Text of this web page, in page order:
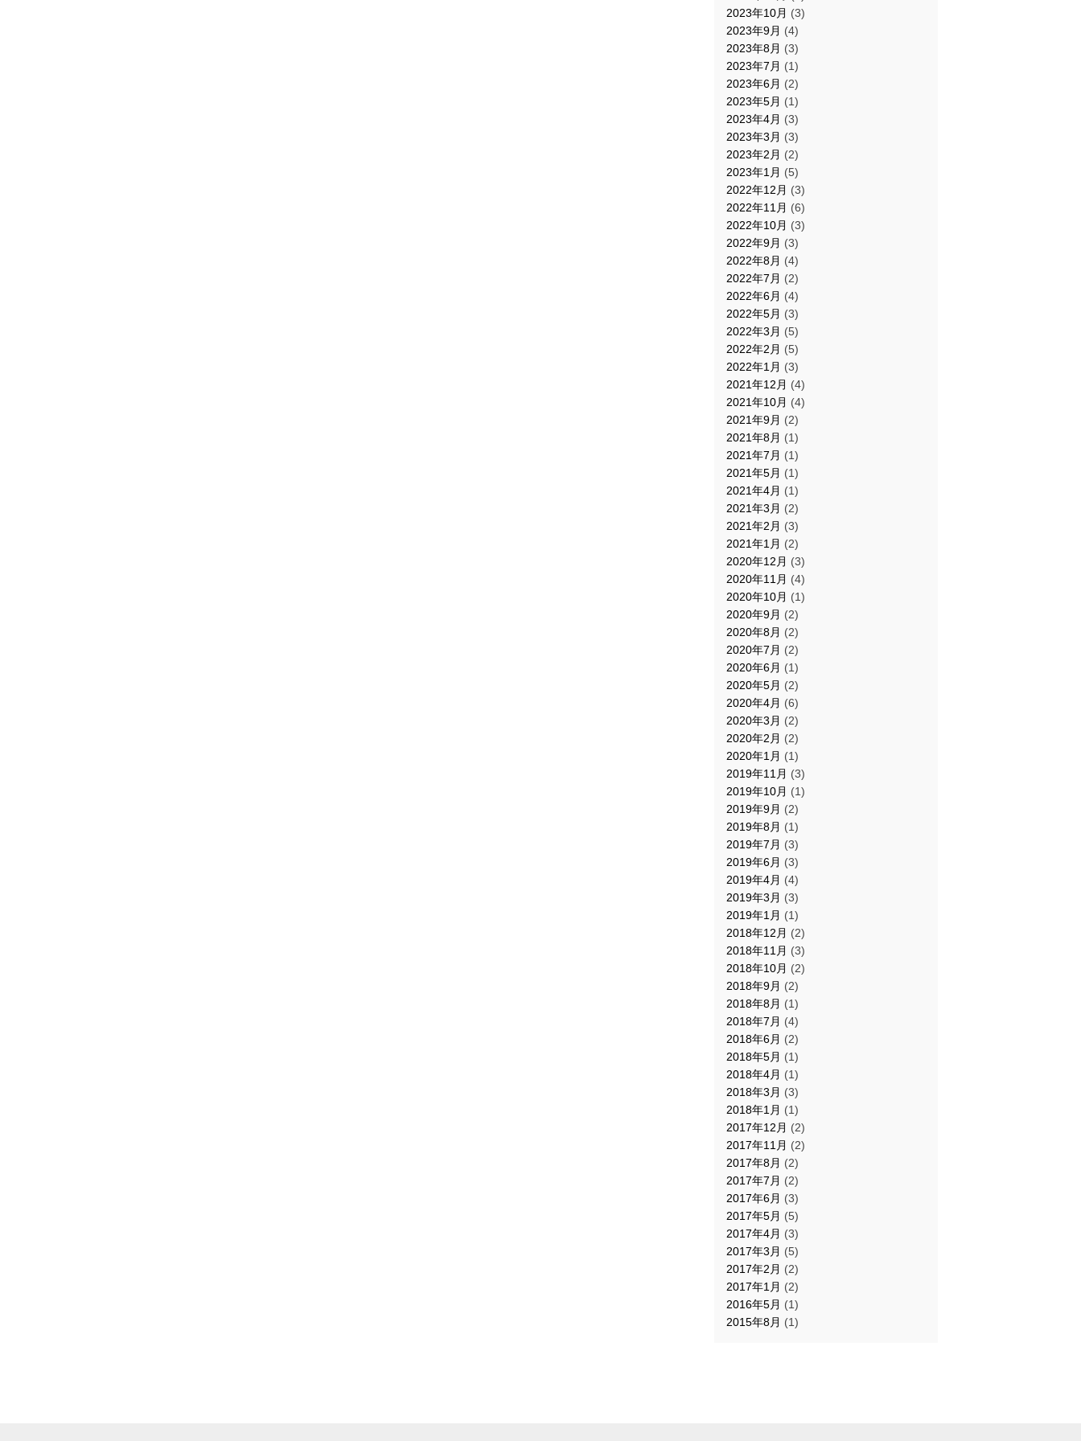
2023年10月 (3)
2023年9月 (4)
2023年8月 (3)
2023年7月 (1)
2023年6月 (2)
2023年5月 (1)
2023年4月 (3)
2023年3月 (3)
2023年2月 (2)
2023年1月 (5)
2022年12月 (3)
2022年11月 (6)
2022年10月 (3)
2022年9月 (3)
2022年8月 (4)
2022年7月 (2)
2022年6月 (4)
2022年5月 (3)
2022年3月 (5)
2022年2月 (5)
2022年1月 (3)
2021年12月 (4)
2021年10月 (4)
2021年9月 (2)
2021年8月 (1)
2021年7月 (1)
2021年5月 (1)
2021年4月 (1)
2021年3月 (2)
2021年2月 (3)
2021年1月 (2)
2020年12月 (3)
2020年11月 (4)
2020年10月 (1)
2020年9月 (2)
2020年8月 (2)
2020年7月 (2)
2020年6月 (1)
2020年5月 (2)
2020年4月 (6)
2020年3月 (2)
2020年2月 (2)
2020年1月 (1)
2019年11月 (3)
2019年10月 (1)
2019年9月 (2)
2019年8月 (1)
2019年7月 (3)
2019年6月 (3)
2019年4月 (4)
2019年3月 (3)
2019年1月 (1)
2018年12月 (2)
2018年11月 (3)
2018年10月 (2)
2018年9月 (2)
2018年8月 (1)
2018年7月 (4)
2018年6月 (2)
2018年5月 (1)
2018年4月 (1)
2018年3月 (3)
2018年1月 (1)
2017年12月 (2)
2017年11月 (2)
2017年8月 (2)
2017年7月 (2)
2017年6月 (3)
2017年5月 (5)
2017年4月 (3)
2017年3月 (5)
2017年2月 (2)
2017年1月 (2)
2016年5月 (1)
2015年8月 (1)